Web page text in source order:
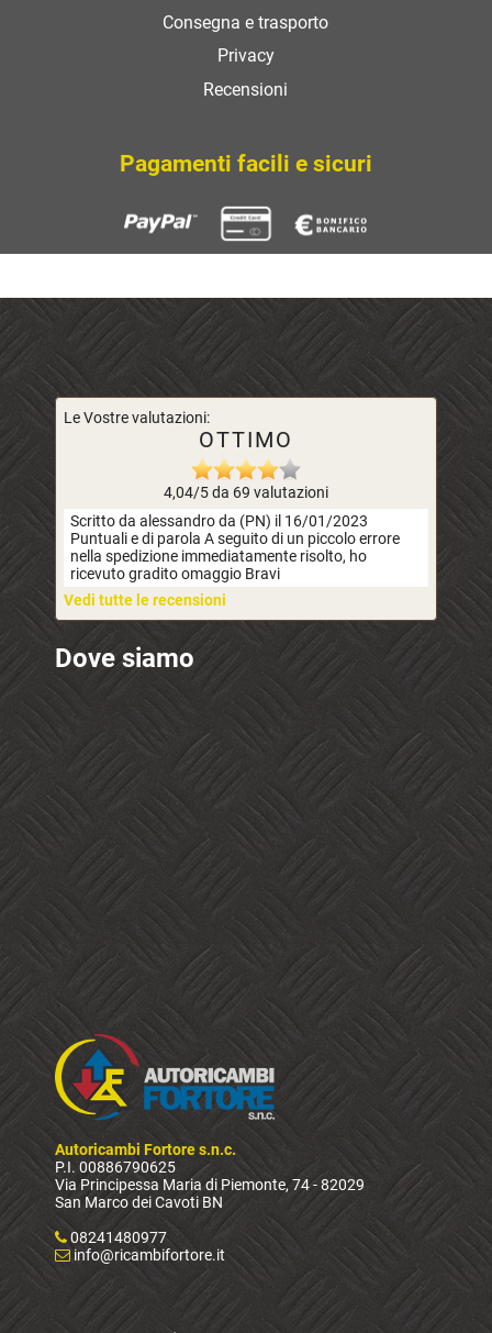
Consegna e trasporto
Privacy
Recensioni
Pagamenti facili e sicuri
Le Vostre valutazioni:
OTTIMO
4,04/5 da 69 valutazioni
Scritto da alessandro da (PN) il 16/01/2023
Puntuali e di parola A seguito di un piccolo errore
nella spedizione immediatamente risolto, ho
ricevuto gradito omaggio Bravi
Vedi tutte le recensioni
Dove siamo
Autoricambi Fortore s.n.c.
P.I. 00886790625
Via Principessa Maria di Piemonte, 74 - 82029
San Marco dei Cavoti BN
08241480977
info@ricambifortore.it